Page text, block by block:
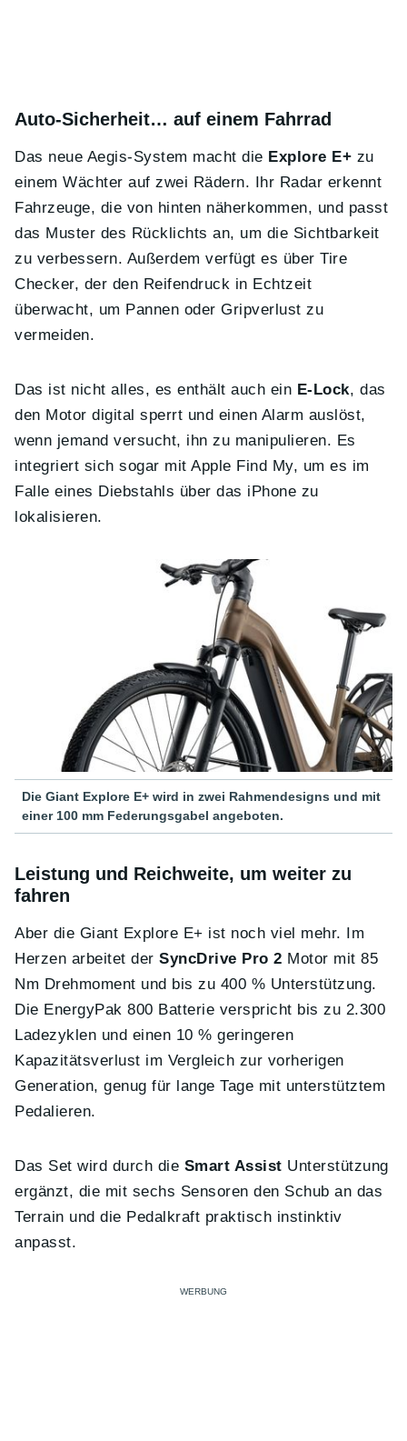
Auto-Sicherheit… auf einem Fahrrad
Das neue Aegis-System macht die Explore E+ zu
einem Wächter auf zwei Rädern. Ihr Radar erkennt
Fahrzeuge, die von hinten näherkommen, und passt
das Muster des Rücklichts an, um die Sichtbarkeit
zu verbessern. Außerdem verfügt es über Tire
Checker, der den Reifendruck in Echtzeit
überwacht, um Pannen oder Gripverlust zu
vermeiden.
Das ist nicht alles, es enthält auch ein E-Lock, das
den Motor digital sperrt und einen Alarm auslöst,
wenn jemand versucht, ihn zu manipulieren. Es
integriert sich sogar mit Apple Find My, um es im
Falle eines Diebstahls über das iPhone zu
lokalisieren.
Die Giant Explore E+ wird in zwei Rahmendesigns und mit
einer 100 mm Federungsgabel angeboten.
Leistung und Reichweite, um weiter zu
fahren
Aber die Giant Explore E+ ist noch viel mehr. Im
Herzen arbeitet derSyncDrive Pro 2 Motor mit 85
Nm Drehmoment und bis zu 400 % Unterstützung.
Die EnergyPak 800 Batterie verspricht bis zu 2.300
Ladezyklen und einen 10 % geringeren
Kapazitätsverlust im Vergleich zur vorherigen
Generation, genug für lange Tage mit unterstütztem
Pedalieren.
Das Set wird durch die Smart Assist Unterstützung
ergänzt, die mit sechs Sensoren den Schub an das
Terrain und die Pedalkraft praktisch instinktiv
anpasst.